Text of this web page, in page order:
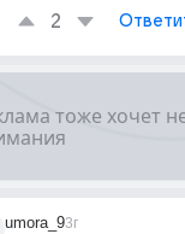
2
umora_93г